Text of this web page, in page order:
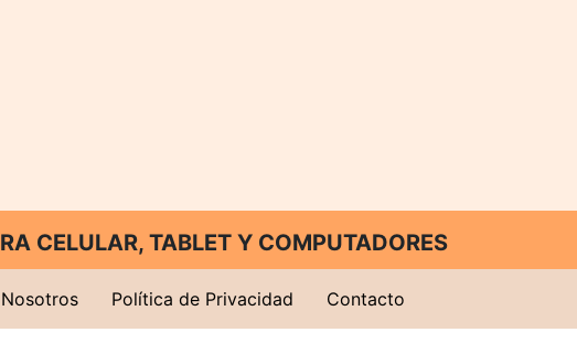
CELULAR, TABLET Y COMPUTADORES
Política de Privacidad Contacto